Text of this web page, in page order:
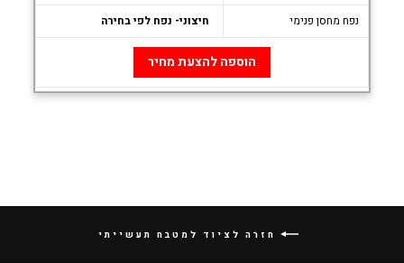
נפח מחסן פנימי
חיצוני- נפח לפי בחירה
הוספה להצעת מחיר
חזרה לציוד למטבח תעשייתי